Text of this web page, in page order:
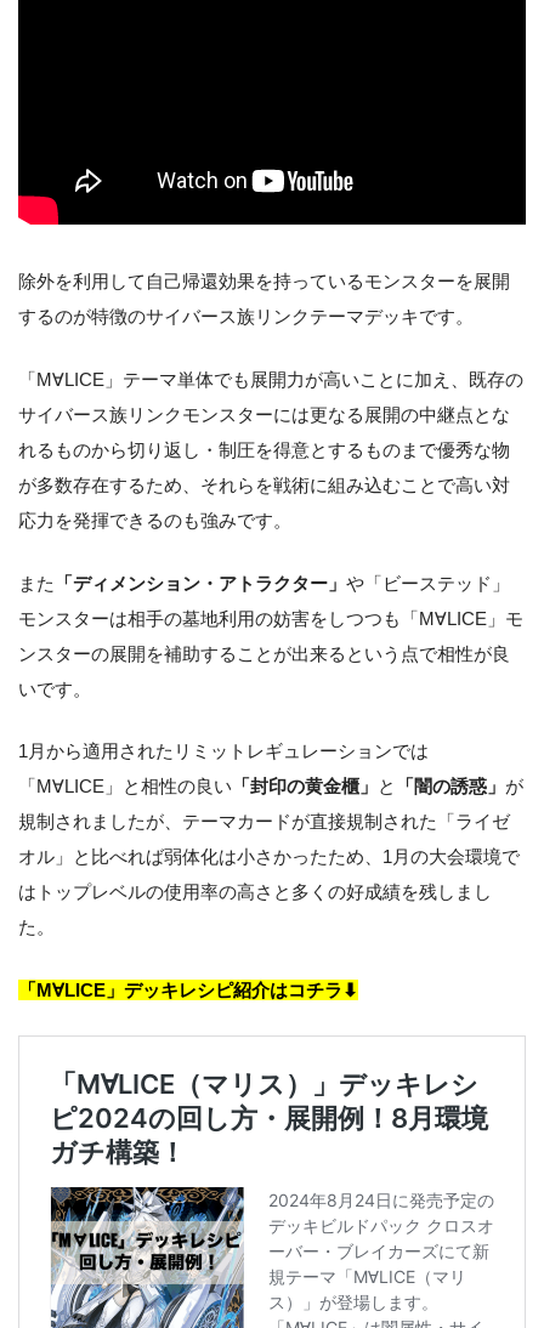
除外を利用して自己帰還効果を持っているモンスターを展開
するのが特徴のサイバース族リンクテーマデッキです。
「M∀LICE」テーマ単体でも展開力が高いことに加え、既存の
サイバース族リンクモンスターには更なる展開の中継点とな
れるものから切り返し・制圧を得意とするものまで優秀な物
が多数存在するため、それらを戦術に組み込むことで高い対
応力を発揮できるのも強みです。
また 「ディメンション・アトラクター」 や「ビーステッド」
モンスターは相手の墓地利用の妨害をしつつも「M∀LICE」モ
ンスターの展開を補助することが出来るという点で相性が良
いです。
1月から適用されたリミットレギュレーションでは
「M∀LICE」と相性の良い 「封印の黄金櫃」 と 「闇の誘惑」 が
規制されましたが、テーマカードが直接規制された「ライゼ
オル」と比べれば弱体化は小さかったため、1月の大会環境で
はトップレベルの使用率の高さと多くの好成績を残しまし
た。
「M∀LICE」デッキレシピ紹介はコチラ⬇︎